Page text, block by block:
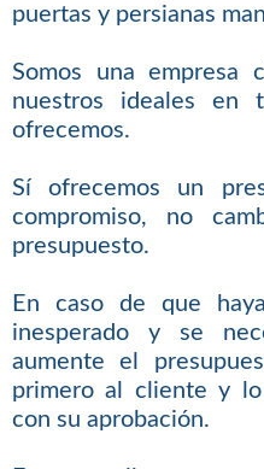
puertas y persianas
Somos una empresa
nuestros ideales en
ofrecemos.
Sí ofrecemos un
compromiso, no
presupuesto.
En caso de que
inesperado y se
aumente el
primero al cliente y
con su aprobación.